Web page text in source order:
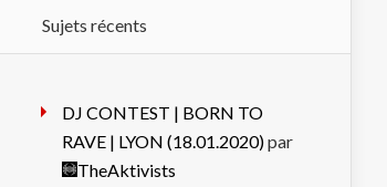
Sujets récents
DJ CONTEST | BORN TO
RAVE | LYON (18.01.2020)par
TheAktivists